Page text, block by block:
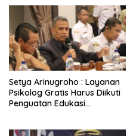
Setya Arinugroho : Layanan
Psikolog Gratis Harus Diikuti
Penguatan Edukasi